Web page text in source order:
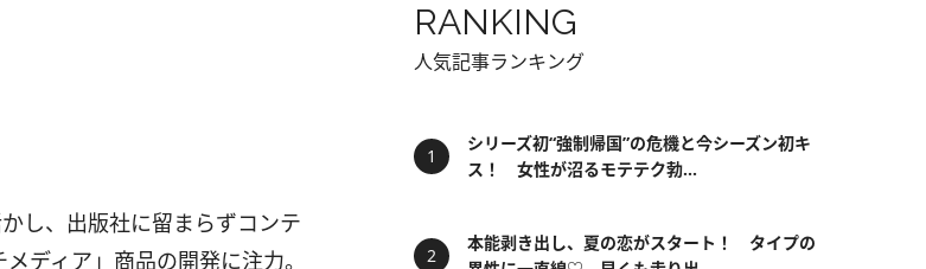
し、出版社に留まらずコンテ
ディア」商品の開発に注力。
RANKING
人気記事ランキング
シリーズ初“強制帰国”の危機と今シーズン初キ
ス！ 女性が沼るモテテク勃...
本能剥き出し、夏の恋がスタート！ タイプの